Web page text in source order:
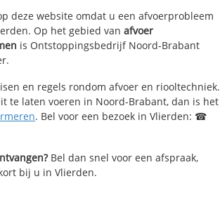
deze website omdat u een afvoerprobleem
Op het gebied van afvoer
is Ontstoppingsbedrijf Noord-Brabant
en regels rondom afvoer en riooltechniek.
te laten voeren in Noord-Brabant, dan is het
. Bel voor een bezoek in Vlierden: ☎
Bel dan snel voor een afspraak,
bij u in Vlierden.